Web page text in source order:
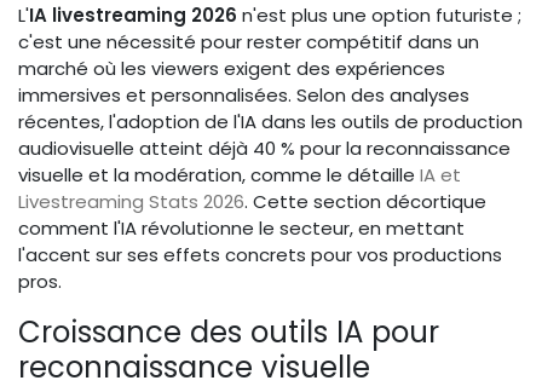
L'IA livestreaming 2026 n'est plus une option futuriste ;
c'est une nécessité pour rester compétitif dans un
marché où les viewers exigent des expériences
immersives et personnalisées. Selon des analyses
récentes, l'adoption de l'IA dans les outils de production
audiovisuelle atteint déjà 40 % pour la reconnaissance
visuelle et la modération, comme le détaille IA et
Livestreaming Stats 2026. Cette section décortique
comment l'IA révolutionne le secteur, en mettant
l'accent sur ses effets concrets pour vos productions
pros.
Croissance des outils IA pour
reconnaissance visuelle